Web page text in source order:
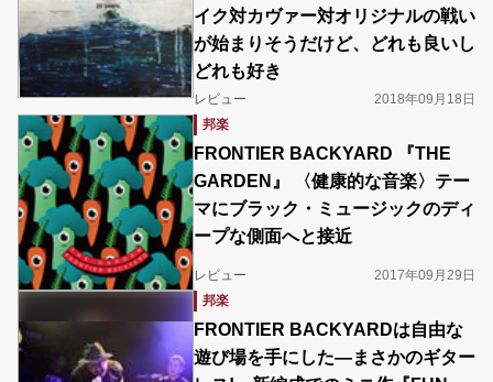
イク対カヴァー対オリジナルの戦い
が始まりそうだけど、どれも良いし
どれも好き
レビュー
2018年09月18日
邦楽
FRONTIER BACKYARD 『THE
GARDEN』 〈健康的な音楽〉テー
マにブラック・ミュージックのディ
ープな側面へと接近
レビュー
2017年09月29日
邦楽
FRONTIER BACKYARDは自由な
遊び場を手にした―まさかのギター